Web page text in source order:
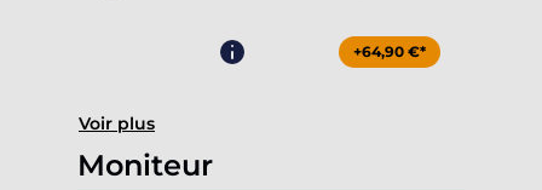
+64,90 €*
Voir plus
Moniteur